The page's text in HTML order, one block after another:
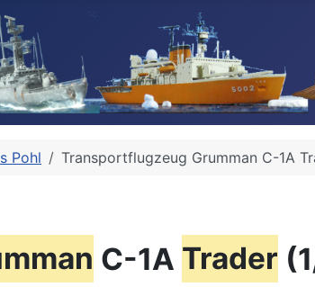
Pohl Transportflugzeug Grumman C-1A
C-1A Trader